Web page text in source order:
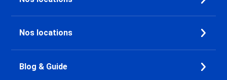
Nos locations
Blog & Guide